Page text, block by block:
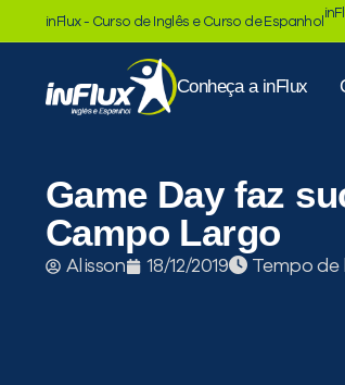
inFlux - Curso de Inglês e Curso de Espanhol
Conheça a inFlux
Game Day faz
Campo Largo
Alisson 18/12/2019 Tempo